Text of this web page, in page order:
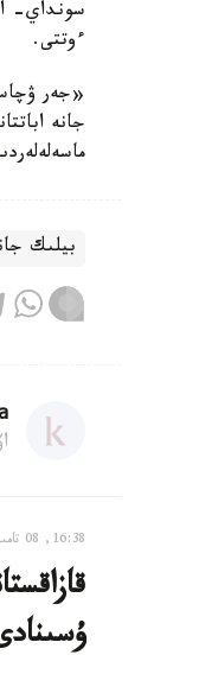
سونداي-
ءوتتى.
«جەر
جانە
بيلىك
16:38, 08 تامىز 2026